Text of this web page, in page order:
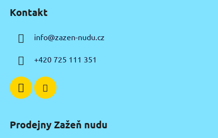
Kontakt
info@zazen-nudu.cz
+420 725 111 351
Prodejny Zažeň nudu